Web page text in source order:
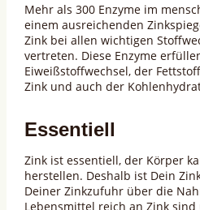
Mehr als 300 Enzyme im
einem ausreichenden
Zink bei allen wichtigen
vertreten. Diese Enzyme
Eiweißstoffwechsel, der
Zink und auch der
Essentiell
Zink ist essentiell, der Körper
herstellen. Deshalb ist Dein
Deiner Zinkzufuhr über die
Lebensmittel reich an Zink